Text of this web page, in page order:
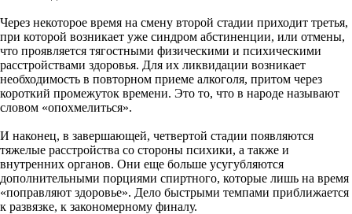
Через некоторое время на смену второй стадии приходит третья,
при которой возникает уже синдром абстиненции, или отмены,
что проявляется тягостными физическими и психическими
расстройствами здоровья. Для их ликвидации возникает
необходимость в повторном приеме алкоголя, притом через
короткий промежуток времени. Это то, что в народе называют
словом «опохмелиться».
И наконец, в завершающей, четвертой стадии появляются
тяжелые расстройства со стороны психики, а также и
внутренних органов. Они еще больше усугубляются
дополнительными порциями спиртного, которые лишь на время
«поправляют здоровье». Дело быстрыми темпами приближается
к развязке, к закономерному финалу.